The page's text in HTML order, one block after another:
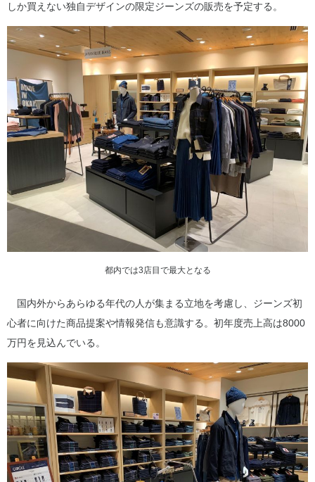
しか買えない独自デザインの限定ジーンズの販売を予定する。
都内では3店目で最大となる
国内外からあらゆる年代の人が集まる立地を考慮し、ジーンズ初
心者に向けた商品提案や情報発信も意識する。初年度売上高は8000
万円を見込んでいる。